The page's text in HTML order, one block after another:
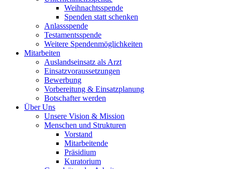
Weihnachtsspende
Spenden statt schenken
Anlassspende
Testamentsspende
Weitere Spenden­möglichkeiten
Mitarbeiten
Auslandseinsatz als Arzt
Einsatzvoraussetzungen
Bewerbung
Vorbereitung & Einsatzplanung
Botschafter werden
Über Uns
Unsere Vision & Mission
Menschen und Strukturen
Vorstand
Mitarbeitende
Präsidium
Kuratorium